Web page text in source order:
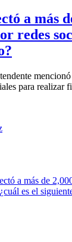
a más
redes
para realizar